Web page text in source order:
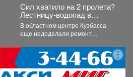
Сил хватило на 2 пролета?
Лестницу-водопад в
Кемерове бросили без
ремонта
В областном центре Кузбасса
еще недоделали ремонт
состояние беспокоит местных
жителей. ...